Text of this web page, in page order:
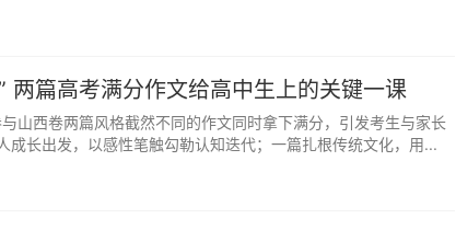
多少分、必须上哪所大学。每个孩子基础不同、能力不
是最好的状态。
两篇高考满分作文给高中生上的关键一课
山西卷两篇风格截然不同的作文同时拿下满分，引发考生与家长
成长出发，以感性笔触勾勒认知迭代；一篇扎根传统文化，用...